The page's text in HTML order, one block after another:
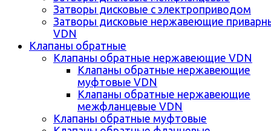
Затворы дисковые с электроприводом
Затворы дисковые нержавеющие
VDN
Клапаны обратные
Клапаны обратные нержавеющие VDN
Клапаны обратные нержавеющие
муфтовые VDN
Клапаны обратные нержавеющие
межфланцевые VDN
Клапаны обратные муфтовые